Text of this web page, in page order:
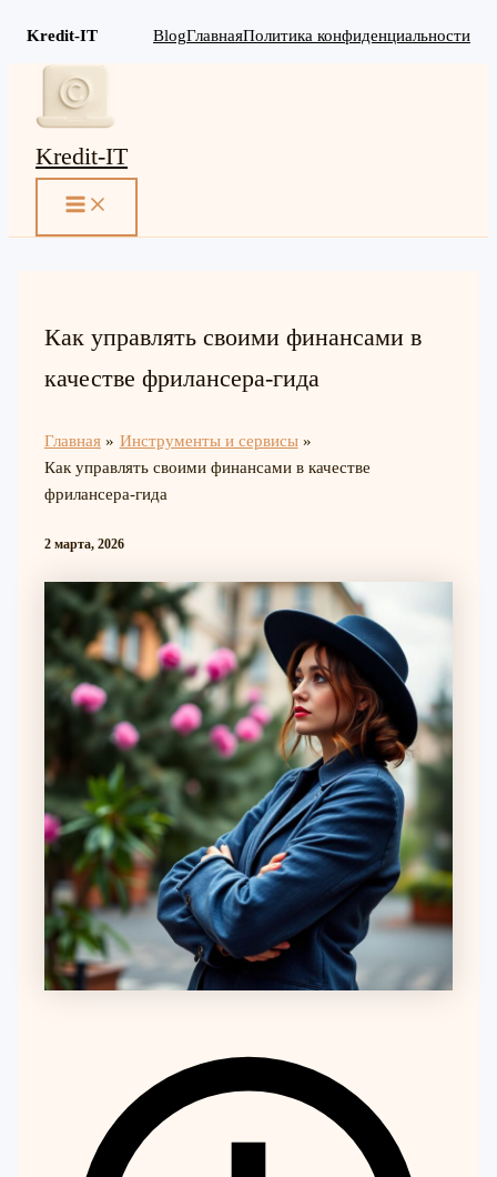
Kredit-IT BlogГлавнаяПолитика конфиденциальности
Перейти
содержимому
Kredit-IT
MAIN
Как управлять своими финансами в
качестве фрилансера-гида
Главная
Инструменты и сервисы
Как управлять своими финансами в качестве
фрилансера-гида
2 марта, 2026